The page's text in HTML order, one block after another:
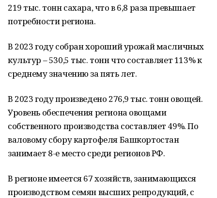
219 тыс. тонн сахара, что в 6,8 раза превышает
потребности региона.
В 2023 году собран хороший урожай масличных
культур – 530,5 тыс. тонн что составляет 113% к
среднему значению за пять лет.
В 2023 году произведено 276,9 тыс. тонн овощей.
Уровень обеспечения региона овощами
собственного производства составляет 49%. По
валовому сбору картофеля Башкортостан
занимает 8-е место среди регионов РФ.
В регионе имеется 67 хозяйств, занимающихся
производством семян высших репродукций, с